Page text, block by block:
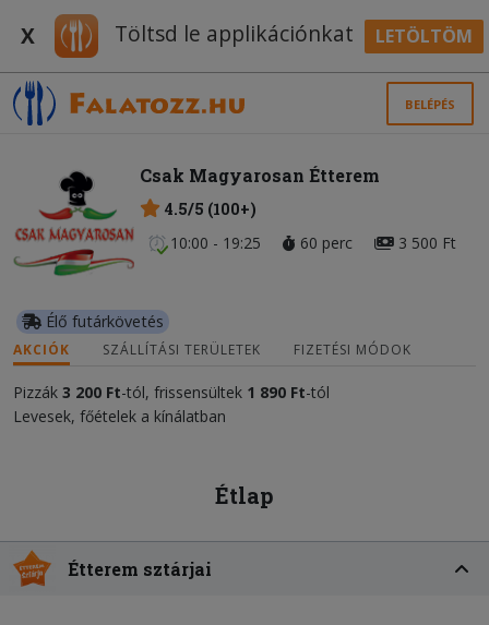
X Töltsd le applikációnkat LETÖLTÖM
BELÉPÉS
Csak Magyarosan Étterem
4.5/5 (100+)
10:00 - 19:25
60 perc 3 500 Ft
Élő futárkövetés
AKCIÓK SZÁLLÍTÁSI TERÜLETEK FIZETÉSI MÓDOK
Pizzák 3 200 Ft-tól, frissensültek 1 890 Ft-tól
Levesek, főételek a kínálatban
Étlap
Étterem sztárjai